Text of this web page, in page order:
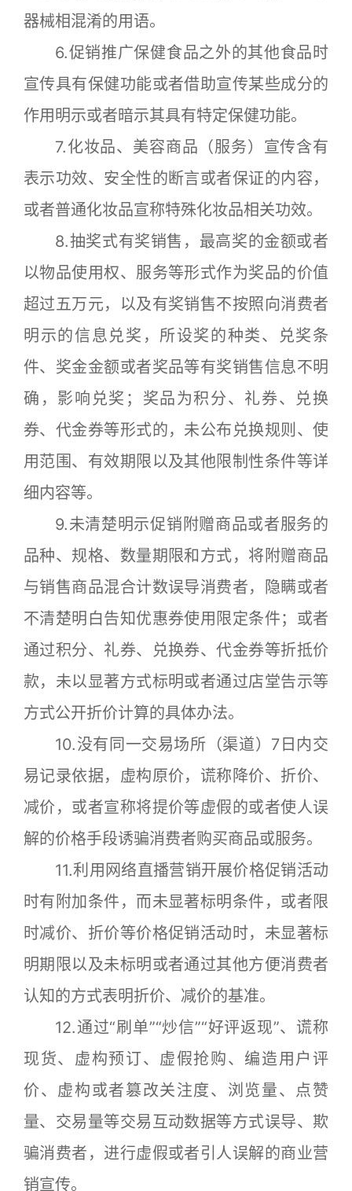
器械相混淆的用语。
6.促销推广保健食品之外的其他食品时
宣传具有保健功能或者借助宣传某些成分的
作用明示或者暗示其具有特定保健功能。
7.化妆品、美容商品（服务）宣传含有
表示功效、安全性的断言或者保证的内容，
或者普通化妆品宣称特殊化妆品相关功效。
8.抽奖式有奖销售，最高奖的金额或者
以物品使用权、服务等形式作为奖品的价值
超过五万元，以及有奖销售不按照向消费者
明示的信息兑奖，所设奖的种类、兑奖条
件、奖金金额或者奖品等有奖销售信息不明
确，影响兑奖；奖品为积分、礼券、兑换
券、代金券等形式的，未公布兑换规则、使
用范围、有效期限以及其他限制性条件等详
细内容等。
9.未清楚明示促销附赠商品或者服务的
品种、规格、数量期限和方式，将附赠商品
与销售商品混合计数误导消费者，隐瞒或者
不清楚明白告知优惠券使用限定条件；或者
通过积分、礼券、兑换券、代金券等折抵价
款，未以显著方式标明或者通过店堂告示等
方式公开折价计算的具体办法。
10.没有同一交易场所（渠道）7日内交
易记录依据，虚构原价，谎称降价、折价、
减价，或者宣称将提价等虚假的或者使人误
解的价格手段诱骗消费者购买商品或服务。
11.利用网络直播营销开展价格促销活动
时有附加条件，而未显著标明条件，或者限
时减价、折价等价格促销活动时，未显著标
明期限以及未标明或者通过其他方便消费者
认知的方式表明折价、减价的基准。
12.通过“刷单”“炒信”“好评返现”、谎称
现货、虚构预订、虚假抢购、编造用户评
价、虚构或者篡改关注度、浏览量、点赞
量、交易量等交易互动数据等方式误导、欺
骗消费者，进行虚假或者引人误解的商业营
销宣传。